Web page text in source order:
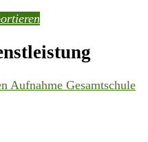
Aufnahme Gesamtschule